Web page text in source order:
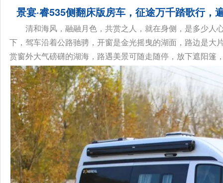
景宴·睿535侧翻床版房车，征途万千踏歌行，
清和海风，融融月色，共赏之人，就在身侧，是多少
下，驾车沿着公路驰骋，开窗是金光摇曳的湖面，路边是
赏窗外大气磅礴的湖海，路遇美景可随走随停，放下遮阳篷